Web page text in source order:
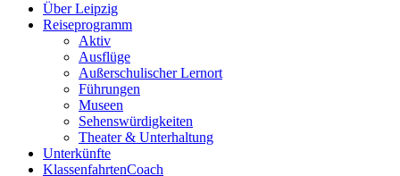
Über Leipzig
Reiseprogramm
Aktiv
Ausflüge
Außerschulischer Lernort
Führungen
Museen
Sehenswürdigkeiten
Theater & Unterhaltung
Unterkünfte
KlassenfahrtenCoach